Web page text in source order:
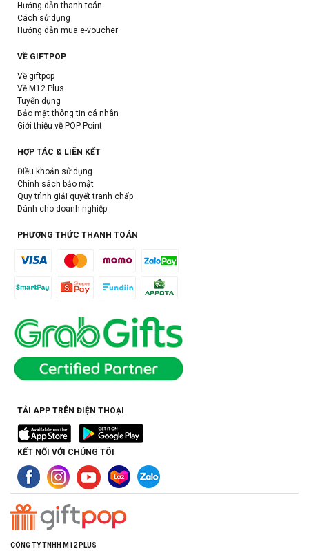
Hướng dẫn thanh toán
Cách sử dụng
Hướng dẫn mua e-voucher
VỀ GIFTPOP
Về giftpop
Về M12 Plus
Tuyển dụng
Bảo mật thông tin cá nhân
Giới thiệu về POP Point
HỢP TÁC & LIÊN KẾT
Điều khoản sử dụng
Chính sách bảo mật
Quy trình giải quyết tranh chấp
Dành cho doanh nghiệp
PHƯƠNG THỨC THANH TOÁN
TẢI APP TRÊN ĐIỆN THOẠI
KẾT NỐI VỚI CHÚNG TÔI
CÔNG TY TNHH M12 PLUS